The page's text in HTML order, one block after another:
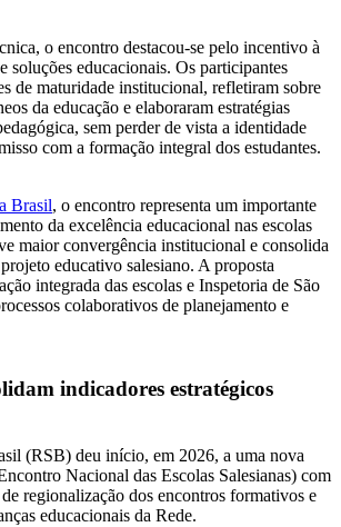
o encontro destacou-se pelo incentivo à
soluções educacionais. Os participantes
de maturidade institucional, refletiram sobre
da educação e elaboraram estratégias
sem perder de vista a identidade
com a formação integral dos estudantes.
Brasil, o encontro representa um importante
da excelência educacional nas escolas
maior convergência institucional e consolida
educativo salesiano. A proposta
integrada das escolas e Inspetoria de São
colaborativos de planejamento e
indicadores estratégicos
(RSB) deu início, em 2026, a uma nova
Nacional das Escolas Salesianas) com
regionalização dos encontros formativos e
educacionais da Rede.